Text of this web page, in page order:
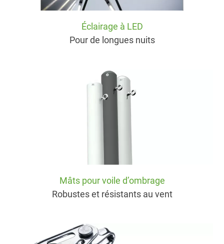
Éclairage à LED
Pour de longues nuits
Mâts pour voile d’ombrage
Robustes et résistants au vent